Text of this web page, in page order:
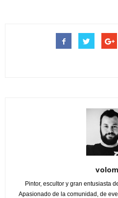
Pintor, escultor y gran entusiasta
Apasionado de la comunidad, de